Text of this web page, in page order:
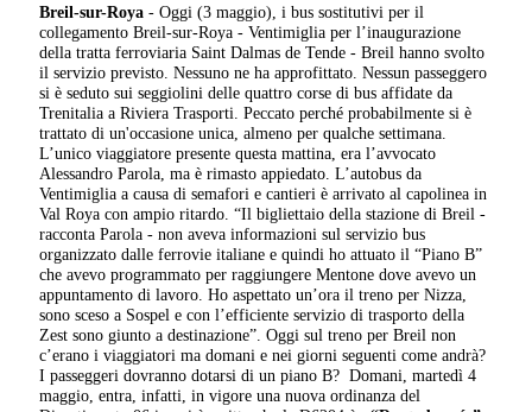
Breil-sur-Roya - Oggi (3 maggio), i bus sostitutivi per il
collegamento Breil-sur-Roya - Ventimiglia per l’inaugurazione
della tratta ferroviaria Saint Dalmas de Tende - Breil hanno svolto
il servizio previsto. Nessuno ne ha approfittato. Nessun passeggero
si è seduto sui seggiolini delle quattro corse di bus affidate da
Trenitalia a Riviera Trasporti. Peccato perché probabilmente si è
trattato di un'occasione unica, almeno per qualche settimana.
L’unico viaggiatore presente questa mattina, era l’avvocato
Alessandro Parola, ma è rimasto appiedato.L’autobus da
Ventimiglia a causa di semafori e cantieri è arrivato al capolinea in
Val Roya con ampio ritardo.“Il bigliettaio della stazione di Breil -
racconta Parola - non aveva informazioni sul servizio bus
organizzato dalle ferrovie italiane e quindi ho attuato il “Piano B”
che avevo programmato per raggiungere Mentone dove avevo un
appuntamento di lavoro. Ho aspettato un’ora il treno per Nizza,
sono sceso a Sospel e con l’efficiente servizio di trasporto della
Zest sono giunto a destinazione”. Oggi sul treno per Breil non
c’erano i viaggiatori ma domani e nei giorni seguenti come andrà?
I passeggeri dovranno dotarsi di un piano B? Domani, martedì 4
maggio, entra, infatti, in vigore una nuova ordinanza del